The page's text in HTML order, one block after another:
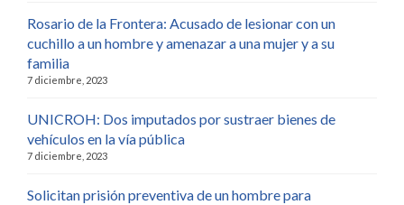
Rosario de la Frontera: Acusado de lesionar con un
cuchillo a un hombre y amenazar a una mujer y a su
familia
7 diciembre, 2023
UNICROH: Dos imputados por sustraer bienes de
vehículos en la vía pública
7 diciembre, 2023
Solicitan prisión preventiva de un hombre para